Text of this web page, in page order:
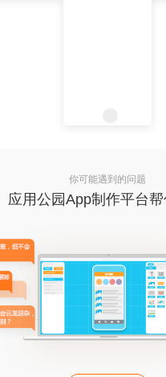
你可能遇到的问题
应用公园App制作平台